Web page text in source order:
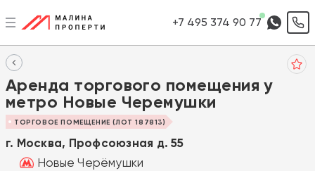
+7 495 374 90 77
Аренда торгового помещения у
метро Новые Черемушки
ТОРГОВОЕ ПОМЕЩЕНИЕ (ЛОТ 187813)
г. Москва, Профсоюзная д. 55
Новые Черёмушки